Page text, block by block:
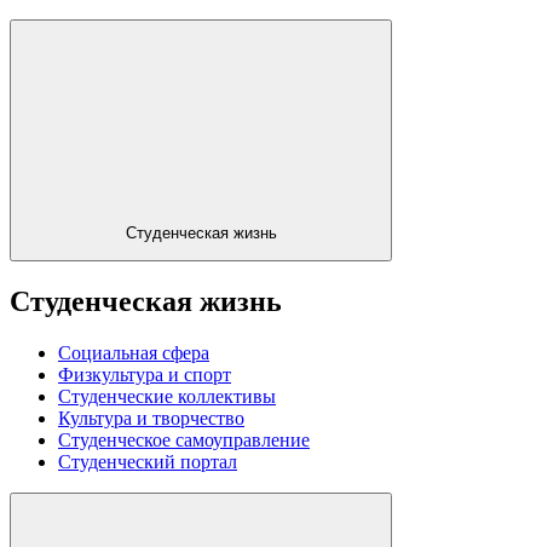
Студенческая жизнь
Студенческая жизнь
Социальная сфера
Физкультура и спорт
Студенческие коллективы
Культура и творчество
Студенческое самоуправление
Студенческий портал